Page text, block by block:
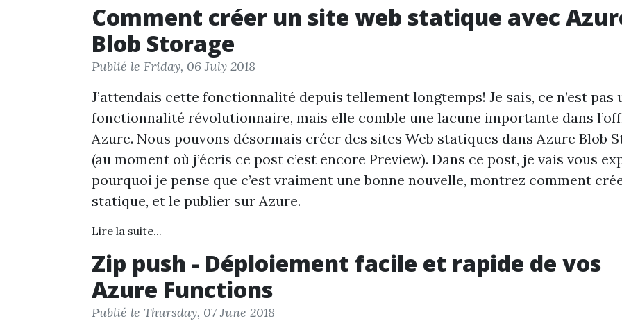
Comment créer un site web statique avec
Blob Storage
Publié le Friday, 06 July 2018
J’attendais cette fonctionnalité depuis tellement longtemps! Je sais, ce n’est pas
fonctionnalité révolutionnaire, mais elle comble une lacune importante dans
Azure. Nous pouvons désormais créer des sites Web statiques dans Azure Blob
(au moment où j’écris ce post c’est encore Preview). Dans ce post, je vais vous
pourquoi je pense que c’est vraiment une bonne nouvelle, montrez comment
statique, et le publier sur Azure.
Lire la suite...
Zip push - Déploiement facile et rapide de vos
Azure Functions
Publié le Thursday, 07 June 2018